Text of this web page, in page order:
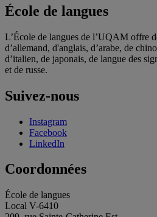
École de langues
L’École de langues de l’UQAM offre
d’allemand, d'anglais, d’arabe, de
d’italien, de japonais, de langue des
et de russe.
Suivez-nous
Instagram
Facebook
LinkedIn
Coordonnées
École de langues
Local V-6410